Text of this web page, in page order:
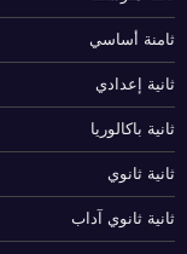
ثامنة أساسي
ثانية إعدادي
ثانية باكالوريا
ثانية ثانوي
ثانية ثانوي آداب